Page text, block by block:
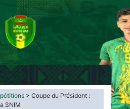
> Coupe du Président :
SNIM